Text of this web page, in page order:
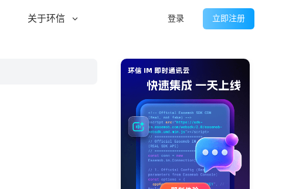
关于环信 登录 立即注册